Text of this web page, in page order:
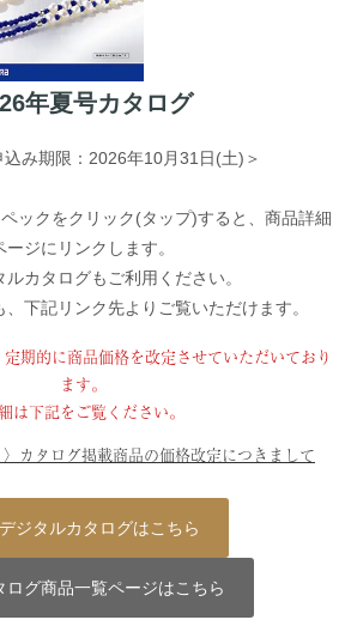
年夏号カタログ
込み期限：2026年10月31日(土)＞
ックをクリック(タップ)すると、商品詳細
ージにリンクします。
カタログもご利用ください。
下記リンク先よりご覧いただけます。
期的に商品価格を改定させていただいており
ます。
は下記をご覧ください。
カタログ掲載商品の価格改定につきまして
ジタルカタログはこちら
ログ商品一覧ページはこちら